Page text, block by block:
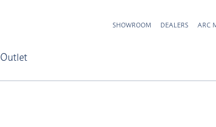
Outlet
SHOWROOM DEALERS ARC